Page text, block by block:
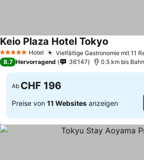
5 Sterne Hotel Vielfältige Gastronomie mit 11
Keio Plaza Hotel Tokyo
8.7 Hervorragend 36’147 0.5 km bis
Ab CHF 196
Preise von 11 Websites anzeigen